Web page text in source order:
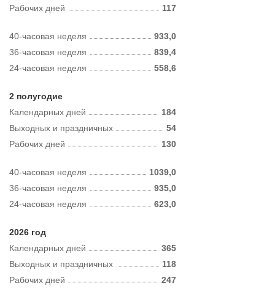
Рабочих дней 117
40-часовая неделя
933,0
36-часовая неделя
839,4
24-часовая неделя
558,6
2 полугодие
Календарных дней
184
Рабочих дней 130
Выходных и праздничных 54
40-часовая неделя
1039,0
36-часовая неделя
935,0
24-часовая неделя
623,0
2026 год
Календарных дней
365
Рабочих дней 247
Выходных и праздничных 118